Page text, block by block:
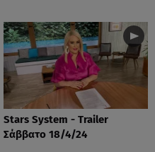
Stars System - Trailer
Σάββατο 18/4/24